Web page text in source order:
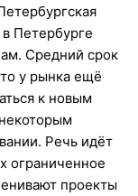
Петербурге
Средний срок
у рынка ещё
к новым
Речь идёт
ограниченное
проекты